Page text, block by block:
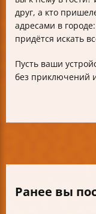
друг, а кто
адресами в
придётся искать
Пусть ваши
без приключений
Ранее вы